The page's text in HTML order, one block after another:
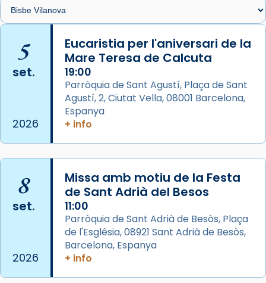
🔗
📸 J. Merino
Photo
View on Facebook ·
Arquebisbat de Barcelona
de Barcelona.
2 weeks ago
comitè organitzador de la visita apostòlica
del Sant Pare Lleó XIV a Barcelona, i als
col·laboradors, a la Catedral de Barcelona.
L’arquebisbe de Barcelona, el cardenal Joan
Josep Omella, ha presidit la missa i l’ha
concelebrat el bisbe auxiliar de Barcelona,
Mons. David Abadías.
5
set.
2026
Eucaristia per l'aniversari de la
Mare Teresa de Calcuta
19:00
Parròquia de Sant Agustí, Plaça de Sant
Agustí, 2, Ciutat Vella, 08001 Barcelona,
Espanya
+ info
8
set.
2026
Missa amb motiu de la Festa
de Sant Adrià del Besos
11:00
Parròquia de Sant Adrià de Besòs, Plaça
de l'Església, 08921 Sant Adrià de Besòs,
Barcelona, Espanya
+ info